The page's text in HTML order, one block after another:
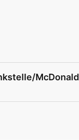
McDonald